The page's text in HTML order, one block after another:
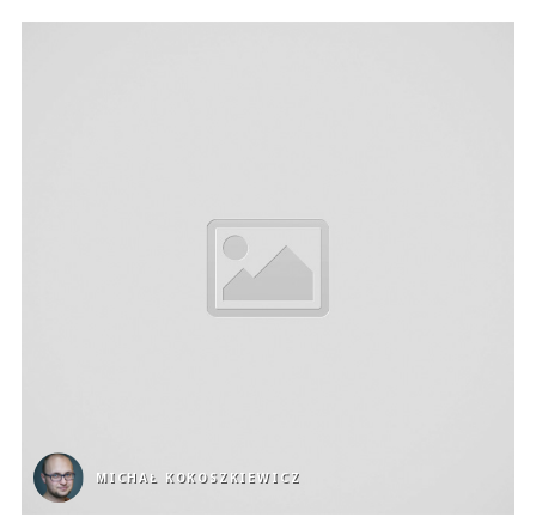
MICHAŁ KOKOSZKIEWICZ